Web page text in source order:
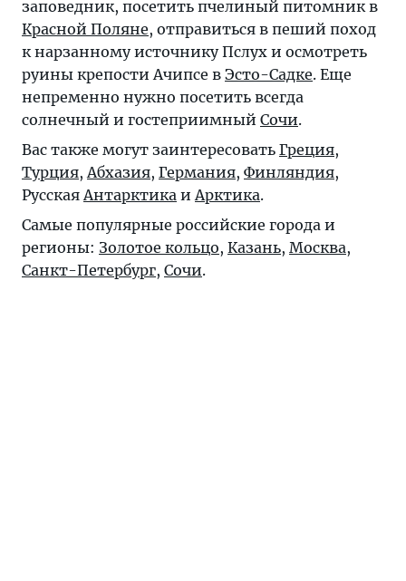
заповедник, посетить пчелиный питомник в
Красной Поляне, отправиться в пеший поход
к нарзанному источнику Пслух и осмотреть
руины крепости Ачипсе в Эсто-Садке. Еще
непременно нужно посетить всегда
солнечный и гостеприимный Сочи.
Вас также могут заинтересовать Греция,
Турция, Абхазия, Германия, Финляндия,
Русская Антарктика и Арктика.
Самые популярные российские города и
регионы: Золотое кольцо, Казань, Москва,
Санкт-Петербург, Сочи.